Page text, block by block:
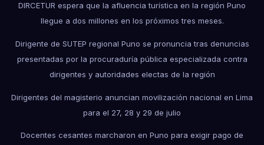
DIRCETUR espera que la afluencia turística en la región Puno
llegue a dos millones en los próximos tres meses.
Dirigente de SUTEP regional Puno se pronuncia tras denuncias
presentadas por la procuraduría pública especializada contra
dirigentes y autoridades electas de la región
Dirigentes del magisterio anuncian movilización nacional en Lima
para el 27, 28 y 29 de julio
Docentes cesantes marcharon en Puno para exigir pago de